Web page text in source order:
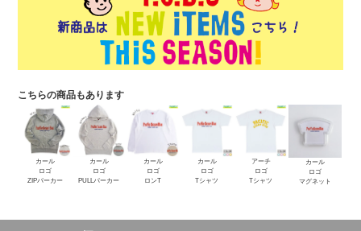
こちらの商品もあります
カール
ロゴ
ZIPパーカー
カール
ロゴ
PULLパーカー
カール
ロゴ
ロンT
カール
ロゴ
Tシャツ
アーチ
ロゴ
Tシャツ
カール
ロゴ
マグネット